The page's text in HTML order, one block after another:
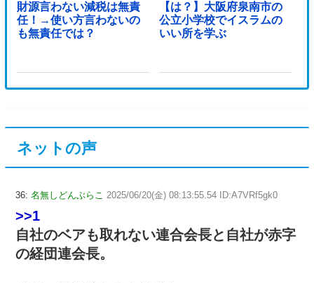
財源言わない減税は無責
任！→使い方言わないの
も無責任では？
【は？】大阪府泉南市の
公立小学校でイスラムの
いい所を学ぶ
ネットの声
36: 名無しどんぶらこ 2025/06/20(金) 08:13:55.54 ID:A7VRf5gk0
>>1
自社のベアも取れない連合会長と自社が赤字
の経団連会長。